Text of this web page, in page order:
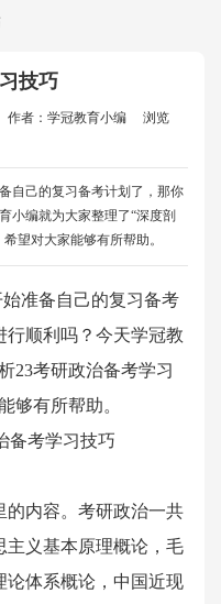
技巧
作者：学冠教育小编
浏览
自己的复习备考计划了，那你
小编就为大家整理了“深度剖
望对大家能够有所帮助。
准备自己的复习备考
行顺利吗？今天学冠教
23考研政治备考学习
够有所帮助。
的内容。考研政治一共
主义基本原理概论，毛
论体系概论，中国近现